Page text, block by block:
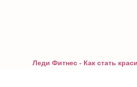
Леди Фитнес - Как стать